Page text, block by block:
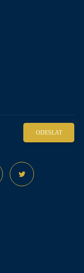
ODESLAT